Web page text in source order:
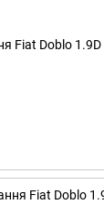
Fiat Doblo